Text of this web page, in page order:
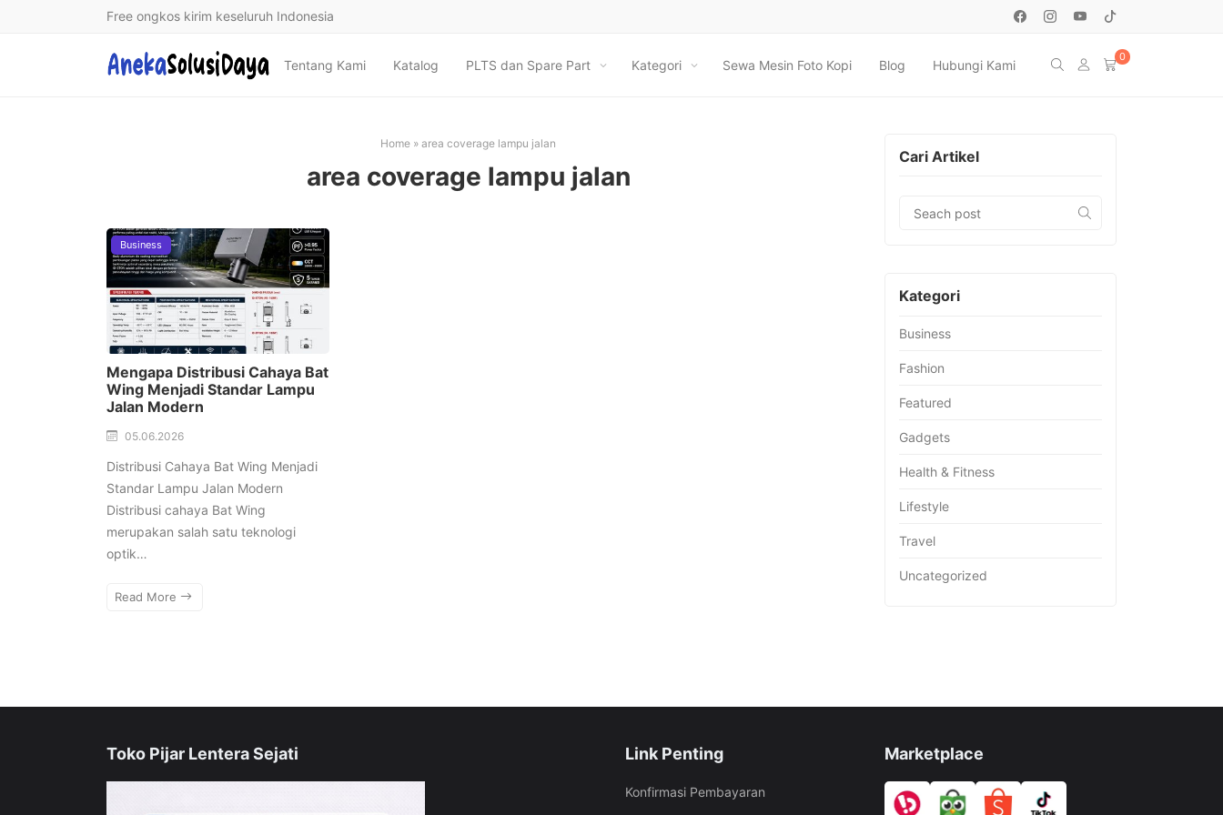
Free ongkos kirim keseluruh Indonesia
Tentang Kami Katalog PLTS dan Spare Part Kategori Sewa Mesin Foto Kopi Blog Hubungi Kami
0
Home » area coverage lampu jalan
area coverage lampu jalan
Business
Mengapa Distribusi Cahaya Bat
Wing Menjadi Standar Lampu
Jalan Modern
05.06.2026
Distribusi Cahaya Bat Wing Menjadi
Standar Lampu Jalan Modern
Distribusi cahaya Bat Wing
merupakan salah satu teknologi
optik…
Read More
Cari Artikel
Kategori
Business
Fashion
Featured
Gadgets
Health & Fitness
Lifestyle
Travel
Uncategorized
Toko Pijar Lentera Sejati Link Penting
Konfirmasi Pembayaran
Marketplace